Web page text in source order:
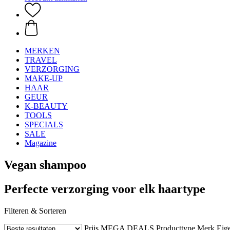
MERKEN
TRAVEL
VERZORGING
MAKE-UP
HAAR
GEUR
K-BEAUTY
TOOLS
SPECIALS
SALE
Magazine
Vegan shampoo
Perfecte verzorging voor elk haartype
Filteren & Sorteren
Prijs MEGA DEALS Producttype Merk